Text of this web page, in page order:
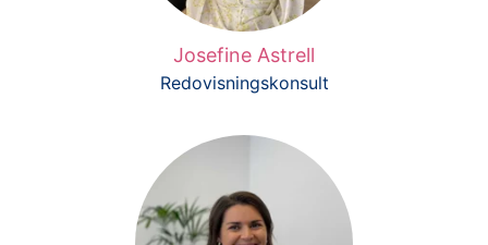
Josefine Astrell
Redovisningskonsult